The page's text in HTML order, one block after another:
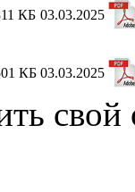
КБ 03.03.2025
КБ 03.03.2025
свой